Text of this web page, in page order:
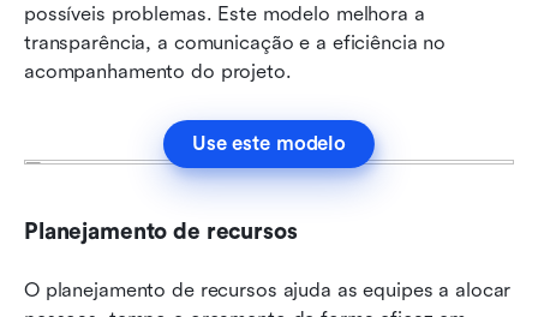
possíveis problemas. Este modelo melhora a
transparência, a comunicação e a eficiência no
acompanhamento do projeto.
Use este modelo
Planejamento de recursos
O planejamento de recursos ajuda as equipes a alocar